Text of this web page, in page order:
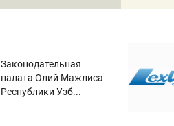
Законодательная
палата Олий Мажлиса
Республики Узб...